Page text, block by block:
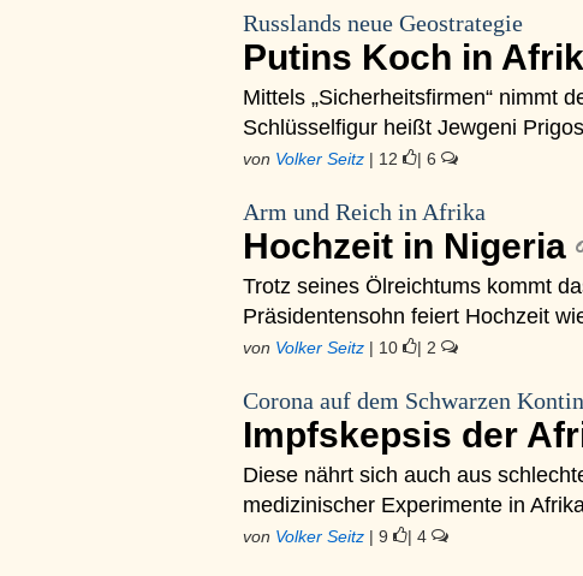
Russlands neue Geostrategie
Putins Koch in
Mittels „Sicherheitsfirmen“ nimmt
Schlüsselfigur heißt Jewgeni
von Volker Seitz | 12 | 6
Arm und Reich in Afrika
Hochzeit in Nigeria
Trotz seines Ölreichtums kommt
Präsidentensohn feiert Hochzeit
von Volker Seitz | 10 | 2
Corona auf dem Schwarzen
Impfskepsis der
Diese nährt sich auch aus
medizinischer Experimente in
von Volker Seitz | 9 | 4